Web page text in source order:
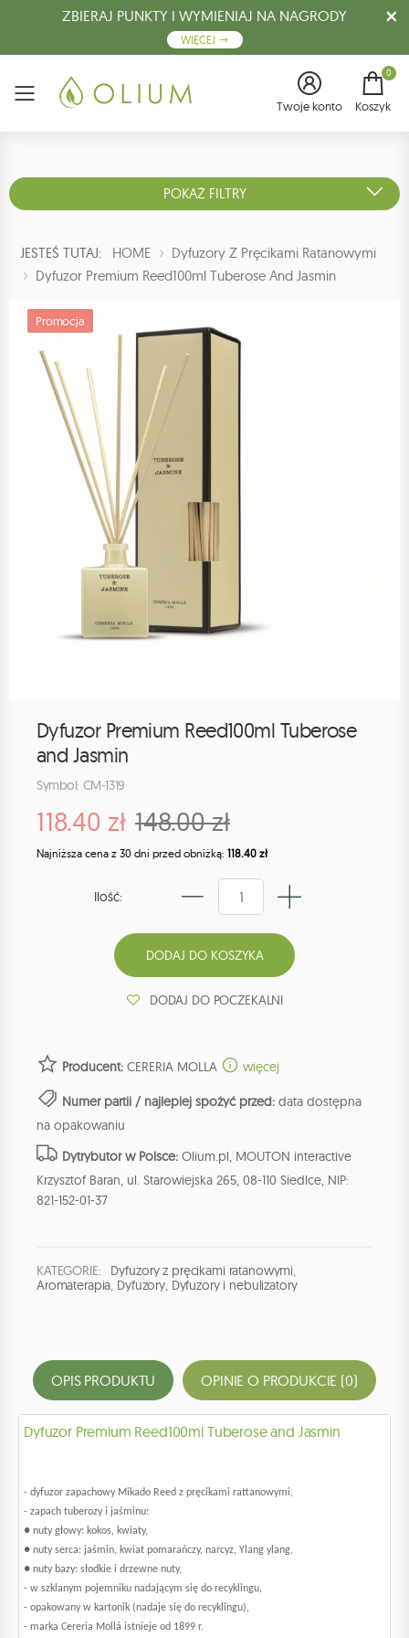
ZBIERAJ PUNKTY I WYMIENIAJ NA NAGRODY
WIĘCEJ
Menu Twoje konto
0
Koszyk
POKAŻ FILTRY
JESTEŚ TUTAJ: HOME
Dyfuzory Z Pręcikami Ratanowymi
Dyfuzor Premium Reed100ml Tuberose And Jasmin
Promocja
Dyfuzor Premium Reed100ml Tuberose
and Jasmin
Symbol: CM-1319
118.40 zł 148.00 zł
Najniższa cena z 30 dni przed obniżką: 118.40 zł
Ilość:
DODAJ DO POCZEKALNI
Producent: CERERIA MOLLA więcej
Numer partii / najlepiej spożyć przed: data dostępna
na opakowaniu
Dytrybutor w Polsce: Olium.pl, MOUTON interactive
Krzysztof Baran, ul. Starowiejska 265, 08-110 Siedlce, NIP:
821-152-01-37
KATEGORIE: Dyfuzory z pręcikami ratanowymi,
Aromaterapia, Dyfuzory, Dyfuzory i nebulizatory
OPIS PRODUKTU OPINIE O PRODUKCIE (0)
Dyfuzor Premium Reed100ml Tuberose and Jasmin
- dyfuzor zapachowy Mikado Reed z pręcikami rattanowymi,
- zapach tuberozy i jaśminu:
● nuty głowy: kokos, kwiaty,
● nuty serca: jaśmin, kwiat pomarańczy, narcyz, Ylang ylang,
● nuty bazy: słodkie i drzewne nuty,
- w szklanym pojemniku nadającym się do recyklingu,
- opakowany w kartonik (nadaje się do recyklingu),
- marka Cereria Mollá istnieje od 1899 r.